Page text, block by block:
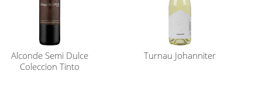
Alconde Semi Dulce
Coleccion Tinto
Turnau Johanniter